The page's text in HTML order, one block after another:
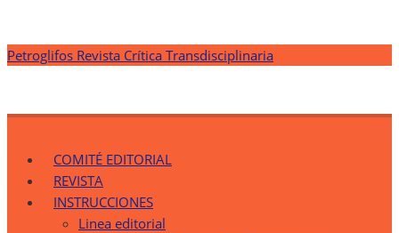
Saltar
Petroglifos Revista Crítica Transdisciplinaria
COMITÉ EDITORIAL
REVISTA
INSTRUCCIONES
Linea editorial